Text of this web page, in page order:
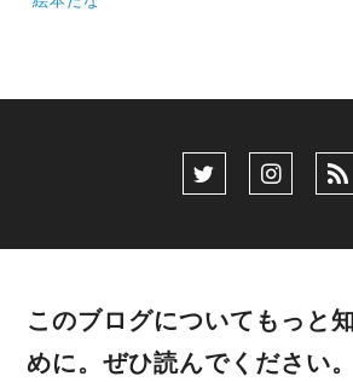
このブログについてもっと
めに。ぜひ読んでください。